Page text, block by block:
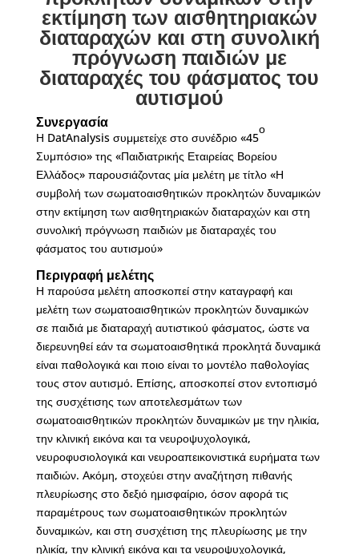
εκτίμηση των αισθητηριακών
διαταραχών και στη συνολική
πρόγνωση παιδιών με
διαταραχές του φάσματος του
αυτισμού
Συνεργασία
Η DatAnalysis συμμετείχε στο συνέδριο «45
ο
Συμπόσιο» της «Παιδιατρικής Εταιρείας Βορείου
Ελλάδος» παρουσιάζοντας μία μελέτη με τίτλο «Η
συμβολή των σωματοαισθητικών προκλητών δυναμικών
στην εκτίμηση των αισθητηριακών διαταραχών και στη
συνολική πρόγνωση παιδιών με διαταραχές του
φάσματος του αυτισμού»
Περιγραφή μελέτης
Η παρούσα μελέτη αποσκοπεί στην καταγραφή και
μελέτη των σωματοαισθητικών προκλητών δυναμικών
σε παιδιά με διαταραχή αυτιστικού φάσματος, ώστε να
διερευνηθεί εάν τα σωματοαισθητικά προκλητά δυναμικά
είναι παθολογικά και ποιο είναι το μοντέλο παθολογίας
τους στον αυτισμό. Επίσης, αποσκοπεί στον εντοπισμό
της συσχέτισης των αποτελεσμάτων των
σωματοαισθητικών προκλητών δυναμικών με την ηλικία,
την κλινική εικόνα και τα νευροψυχολογικά,
νευροφυσιολογικά και νευροαπεικονιστικά ευρήματα των
παιδιών. Ακόμη, στοχεύει στην αναζήτηση πιθανής
πλευρίωσης στο δεξιό ημισφαίριο, όσον αφορά τις
παραμέτρους των σωματοαισθητικών προκλητών
δυναμικών, και στη συσχέτιση της πλευρίωσης με την
ηλικία, την κλινική εικόνα και τα νευροψυχολογικά,